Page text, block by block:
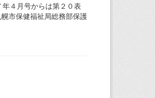
４月号からは第２０表
市保健福祉局総務部保護